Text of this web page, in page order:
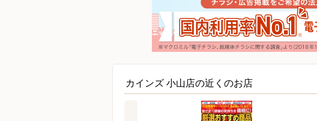
カインズ 小山店の近くのお店